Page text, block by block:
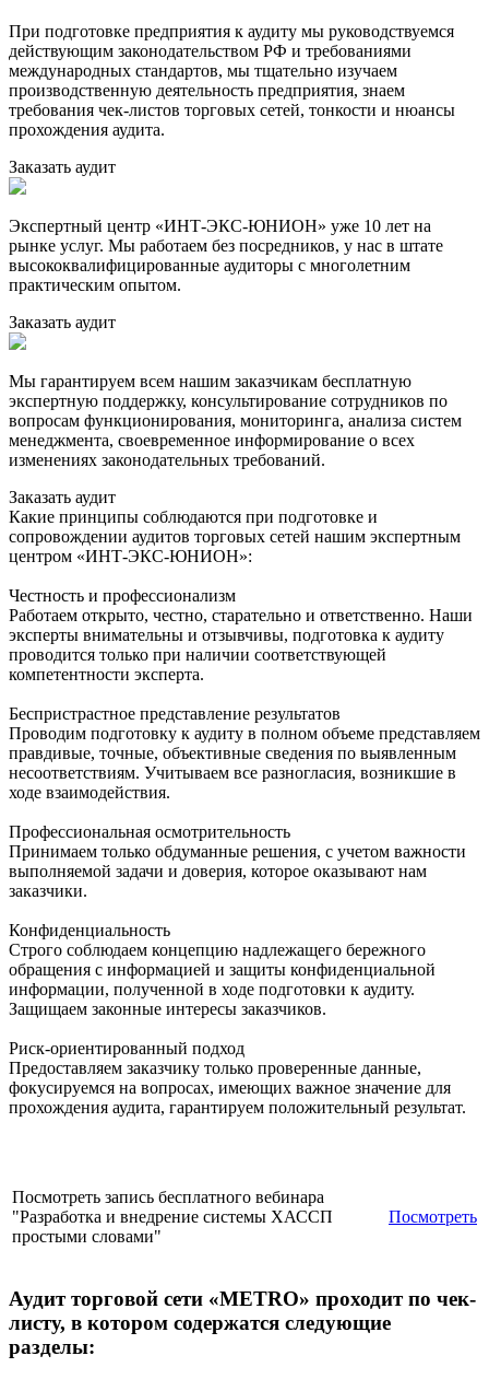
При подготовке предприятия к аудиту мы руководствуемся
действующим законодательством РФ и требованиями
международных стандартов, мы тщательно изучаем
производственную деятельность предприятия, знаем
требования чек-листов торговых сетей, тонкости и нюансы
прохождения аудита.
Заказать аудит
Экспертный центр «ИНТ-ЭКС-ЮНИОН» уже 10 лет на
рынке услуг. Мы работаем без посредников, у нас в штате
высококвалифицированные аудиторы с многолетним
практическим опытом.
Заказать аудит
Мы гарантируем всем нашим заказчикам бесплатную
экспертную поддержку, консультирование сотрудников по
вопросам функционирования, мониторинга, анализа систем
менеджмента, своевременное информирование о всех
изменениях законодательных требований.
Заказать аудит
Какие принципы соблюдаются при подготовке и
сопровождении аудитов торговых сетей нашим экспертным
центром «ИНТ-ЭКС-ЮНИОН»:
Честность и профессионализм
Работаем открыто, честно, старательно и ответственно. Наши
эксперты внимательны и отзывчивы, подготовка к аудиту
проводится только при наличии соответствующей
компетентности эксперта.
Беспристрастное представление результатов
Проводим подготовку к аудиту в полном объеме представляем
правдивые, точные, объективные сведения по выявленным
несоответствиям. Учитываем все разногласия, возникшие в
ходе взаимодействия.
Профессиональная осмотрительность
Принимаем только обдуманные решения, с учетом важности
выполняемой задачи и доверия, которое оказывают нам
заказчики.
Конфиденциальность
Строго соблюдаем концепцию надлежащего бережного
обращения с информацией и защиты конфиденциальной
информации, полученной в ходе подготовки к аудиту.
Защищаем законные интересы заказчиков.
Риск-ориентированный подход
Предоставляем заказчику только проверенные данные,
фокусируемся на вопросах, имеющих важное значение для
прохождения аудита, гарантируем положительный результат.
Посмотреть запись бесплатного вебинара
"Разработка и внедрение системы ХАССП
простыми словами"
Посмотреть
Аудит торговой сети «METRO» проходит по чек-
листу, в котором содержатся следующие
разделы: